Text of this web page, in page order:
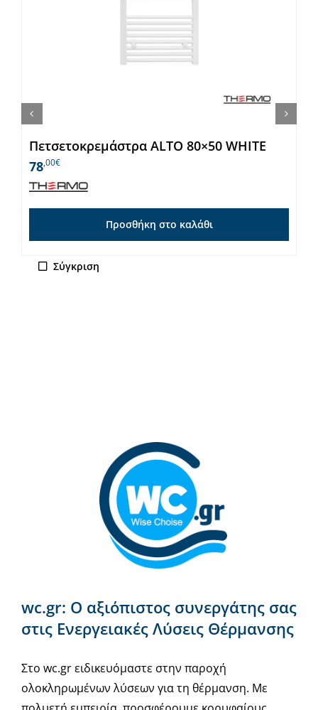
Πετσετοκρεμάστρα ALTO 80×50 WHITE
78,00€
Προσθήκη στο καλάθι
Σύγκριση
wc.gr: Ο αξιόπιστος συνεργάτης σας
στις Ενεργειακές Λύσεις Θέρμανσης
Στο wc.gr ειδικευόμαστε στην παροχή
ολοκληρωμένων λύσεων για τη θέρμανση. Με